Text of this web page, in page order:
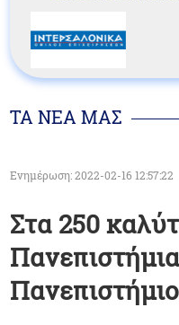
ΤΑ ΝΕΑ ΜΑΣ
Ενημέρωση: 2022-02-16 12:57:22
Στα 250